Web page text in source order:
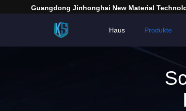
Guangdong Jinhonghai New Material
Haus Produkte